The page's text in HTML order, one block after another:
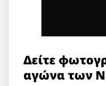
Δείτε
αγώνα των